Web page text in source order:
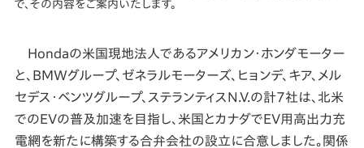
で、その内容をご案内いたします。
Hondaの米国現地法人であるアメリカン・ホンダモーター
と、BMWグループ、ゼネラルモーターズ、ヒョンデ、キア、メル
セデス・ベンツグループ、ステランティスN.V.の計7社は、北米
でのEVの普及加速を目指し、米国とカナダでEV用高出力充
電網を新たに構築する合弁会社の設立に合意しました。関係